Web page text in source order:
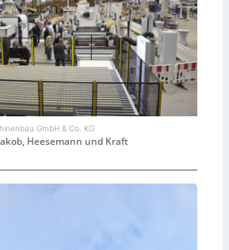
GmbH & Co. KG
Heesemann und Kraft